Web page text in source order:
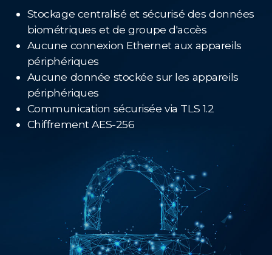
Stockage centralisé et sécurisé des données
biométriques et de groupe d'accès
Aucune connexion Ethernet aux appareils
périphériques
Aucune donnée stockée sur les appareils
périphériques
Communication sécurisée via TLS 1.2
Chiffrement AES-256